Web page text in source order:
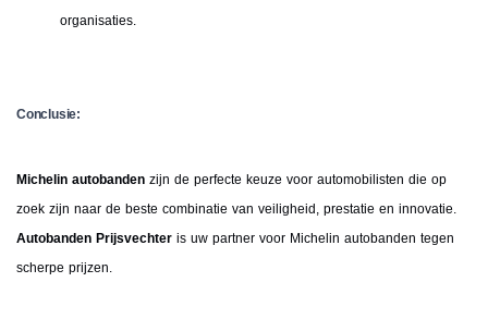
organisaties.
Conclusie:
Michelin autobanden zijn de perfecte keuze voor automobilisten die op
zoek zijn naar de beste combinatie van veiligheid, prestatie en innovatie.
Autobanden Prijsvechter is uw partner voor Michelin autobanden tegen
scherpe prijzen.